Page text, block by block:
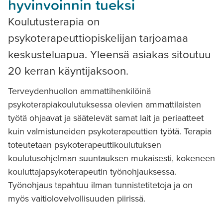
hyvinvoinnin tueksi
Koulutusterapia on
psykoterapeuttiopiskelijan tarjoamaa
keskusteluapua. Yleensä asiakas sitoutuu
20 kerran käyntijaksoon.
Terveydenhuollon ammattihenkilöinä
psykoterapiakoulutuksessa olevien ammattilaisten
työtä ohjaavat ja säätelevät samat lait ja periaatteet
kuin valmistuneiden psykoterapeuttien työtä. Terapia
toteutetaan psykoterapeuttikoulutuksen
koulutusohjelman suuntauksen mukaisesti, kokeneen
kouluttajapsykoterapeutin työnohjauksessa.
Työnohjaus tapahtuu ilman tunnistetitetoja ja on
myös vaitiolovelvollisuuden piirissä.